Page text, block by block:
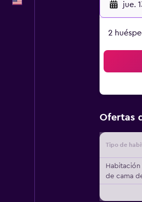
jue.
2
Ofertas
Tipo de
Habitación
de cama